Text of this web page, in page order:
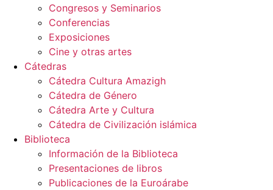
Congresos y Seminarios
Conferencias
Exposiciones
Cine y otras artes
Cátedras
Cátedra Cultura Amazigh
Cátedra de Género
Cátedra Arte y Cultura
Cátedra de Civilización islámica
Biblioteca
Información de la Biblioteca
Presentaciones de libros
Publicaciones de la Euroárabe